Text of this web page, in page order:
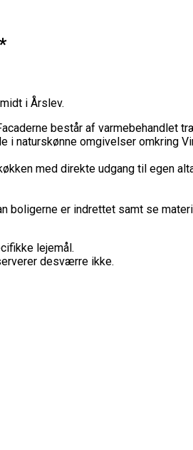
i Årslev.
består af varmebehandlet
naturskønne omgivelser omkring
med direkte udgang til egen
er indrettet samt se
lejemål.
desværre ikke.